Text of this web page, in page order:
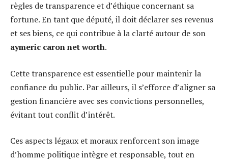
règles de transparence et d’éthique concernant sa
fortune. En tant que député, il doit déclarer ses revenus
et ses biens, ce qui contribue à la clarté autour de son
aymeric caron net worth.
Cette transparence est essentielle pour maintenir la
confiance du public. Par ailleurs, il s’efforce d’aligner sa
gestion financière avec ses convictions personnelles,
évitant tout conflit d’intérêt.
Ces aspects légaux et moraux renforcent son image
d’homme politique intègre et responsable, tout en